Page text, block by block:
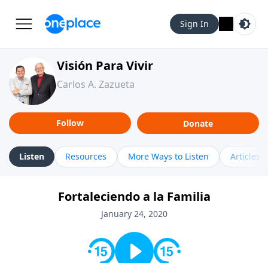
Sign In
Visión Para Vivir
Carlos A. Zazueta
Follow Donate
Listen Resources More Ways to Listen Articles
Fortaleciendo a la Familia
January 24, 2020